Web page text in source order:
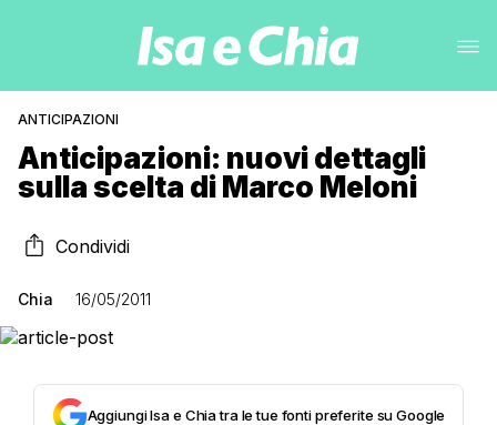
ANTICIPAZIONI
Anticipazioni: nuovi dettagli
sulla scelta di Marco Meloni
Condividi
Chia 16/05/2011
Aggiungi Isa e Chia tra le tue fonti preferite su Google